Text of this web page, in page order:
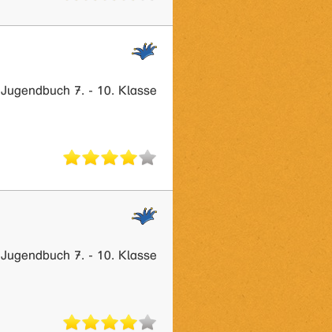
Jugendbuch 7. - 10. Klasse
Jugendbuch 7. - 10. Klasse